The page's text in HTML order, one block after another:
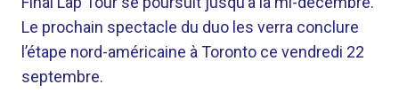
Le prochain spectacle du duo les verra conclure
l’étape nord-américaine à Toronto ce vendredi 22
septembre.